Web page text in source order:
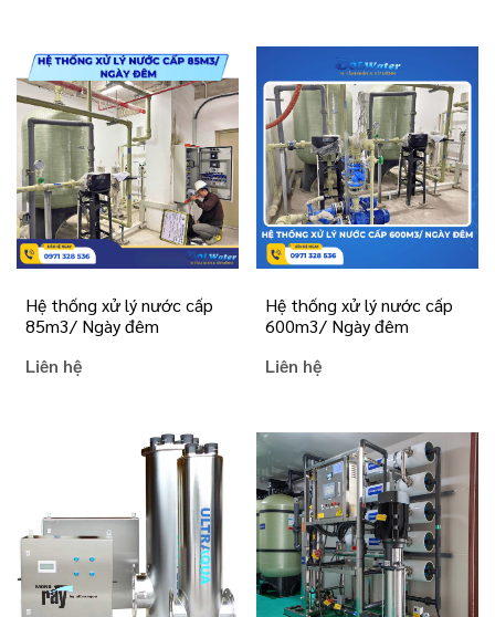
Hệ thống xử lý nước cấp
85m3/ Ngày đêm
Liên hệ
Hệ thống xử lý nước cấp
600m3/ Ngày đêm
Liên hệ